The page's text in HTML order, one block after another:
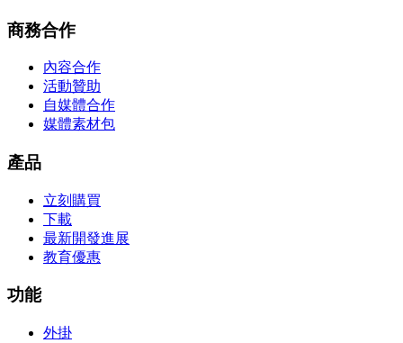
商務合作
內容合作
活動贊助
自媒體合作
媒體素材包
產品
立刻購買
下載
最新開發進展
教育優惠
功能
外掛